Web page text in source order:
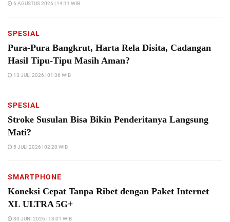
6 AGUSTUS 2026 | 14:11 WIB
SPESIAL
Pura-Pura Bangkrut, Harta Rela Disita, Cadangan
Hasil Tipu-Tipu Masih Aman?
13 JULI 2026 | 01:36 WIB
SPESIAL
Stroke Susulan Bisa Bikin Penderitanya Langsung
Mati?
5 JULI 2026 | 02:20 WIB
SMARTPHONE
Koneksi Cepat Tanpa Ribet dengan Paket Internet
XL ULTRA 5G+
30 JUNI 2026 | 13:01 WIB